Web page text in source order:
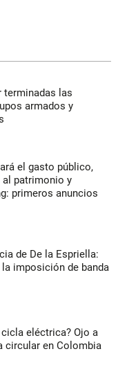
terminadas las
armados y
el gasto público,
patrimonio y
primeros anuncios
de De la Espriella:
imposición de banda
eléctrica? Ojo a
circular en Colombia